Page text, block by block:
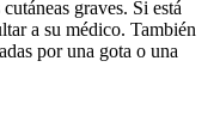
graves. Si está
a su médico. También
por una gota o una